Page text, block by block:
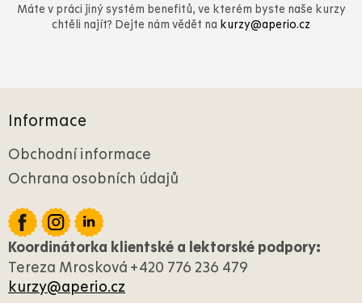
Máte v práci jiný systém benefitů, ve kterém byste naše kurzy
chtěli najít? Dejte nám vědět na kurzy@aperio.cz
a
Informace
Obchodní informace
Ochrana osobních údajů
Koordinátorka klientské a lektorské podpory:
Tereza Mrosková +420 776 236 479
kurzy@aperio.cz